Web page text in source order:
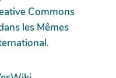
Commons
les Mêmes
.